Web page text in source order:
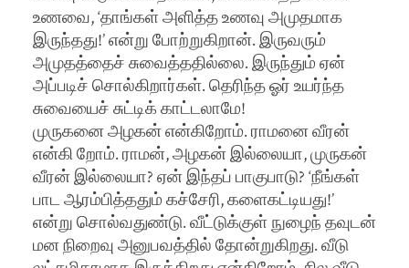
உணவை, ‘தாங்கள் அளித்த உணவு அமுதமாக
இருந்தது!’ என்று போற்றுகிறான். இருவரும்
அமுதத்தைச் சுவைத்ததில்லை. இருந்தும் ஏன்
அப்படிச் சொல்கிறார்கள். தெரிந்த ஓர் உயர்ந்த
சுவையைச் சுட்டிக் காட்டலாமே!
முருகனை அழகன் என்கிறோம். ராமனை வீரன்
என்கி றோம். ராமன், அழகன் இல்லையா, முருகன்
வீரன் இல்லையா? ஏன் இந்தப் பாகுபாடு? ‘நீங்கள்
பாட ஆரம்பித்ததும் கச்சேரி, களைகட்டியது!’
என்று சொல்வதுண்டு. வீட்டுக்குள் நுழைந் தவுடன்
மன நிறைவு அனுபவத்தில் தோன்றுகிறது. வீடு